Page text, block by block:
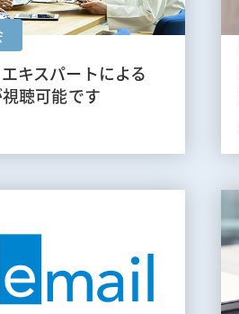
キスパートによる
聴可能です